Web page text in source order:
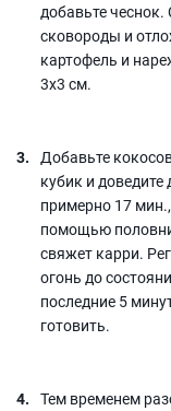
добавьте чеснок.
сковороды и
картофель и
3x3 см.
Добавьте
кубик и доведите
примерно 17
помощью
свяжет карри.
огонь до
последние 5
готовить.
Тем временем